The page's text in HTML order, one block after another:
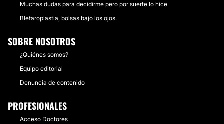
Muchas dudas para decidirme pero por suerte lo hice
Blefaroplastia, bolsas bajo los ojos.
SOBRE NOSOTROS
¿Quiénes somos?
Equipo editorial
Denuncia de contenido
PROFESIONALES
Acceso Doctores